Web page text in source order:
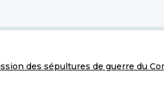
des sépultures de guerre du